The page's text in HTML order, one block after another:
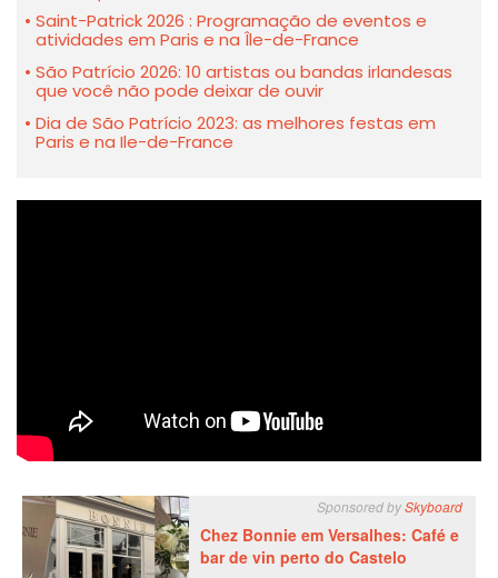
Saint-Patrick 2026 : Programação de eventos e
atividades em Paris e na Île-de-France
São Patrício 2026: 10 artistas ou bandas irlandesas
que você não pode deixar de ouvir
Dia de São Patrício 2023: as melhores festas em
Paris e na Ile-de-France